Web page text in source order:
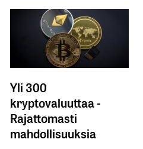
Yli 300
kryptovaluuttaa -
Rajattomasti
mahdollisuuksia